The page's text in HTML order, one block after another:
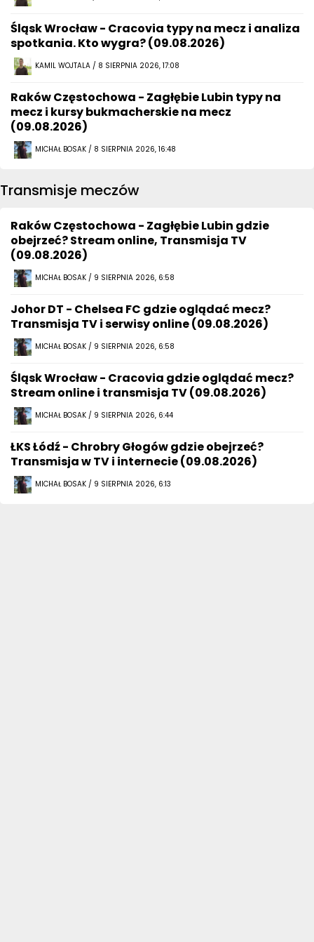
Śląsk Wrocław - Cracovia typy na mecz i analiza
spotkania. Kto wygra? (09.08.2026)
KAMIL WOJTALA / 8 SIERPNIA 2026, 17:08
Raków Częstochowa - Zagłębie Lubin typy na
mecz i kursy bukmacherskie na mecz
(09.08.2026)
MICHAŁ BOSAK / 8 SIERPNIA 2026, 16:48
Transmisje meczów
Raków Częstochowa - Zagłębie Lubin gdzie
obejrzeć? Stream online, Transmisja TV
(09.08.2026)
MICHAŁ BOSAK / 9 SIERPNIA 2026, 6:58
Johor DT - Chelsea FC gdzie oglądać mecz?
Transmisja TV i serwisy online (09.08.2026)
MICHAŁ BOSAK / 9 SIERPNIA 2026, 6:58
Śląsk Wrocław - Cracovia gdzie oglądać mecz?
Stream online i transmisja TV (09.08.2026)
MICHAŁ BOSAK / 9 SIERPNIA 2026, 6:44
ŁKS Łódź - Chrobry Głogów gdzie obejrzeć?
Transmisja w TV i internecie (09.08.2026)
MICHAŁ BOSAK / 9 SIERPNIA 2026, 6:13